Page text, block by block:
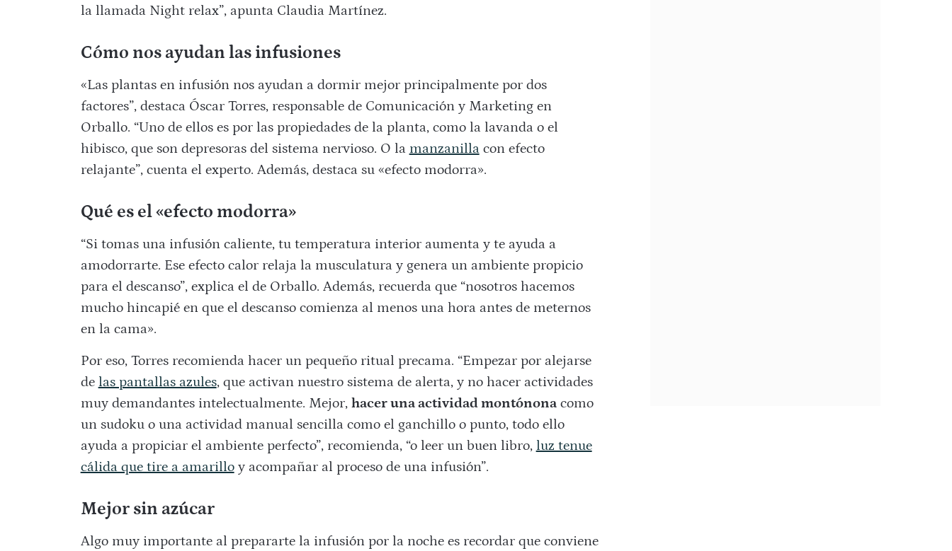
la llamada Night relax”, apunta Claudia Martínez.
Cómo nos ayudan las infusiones
«Las plantas en infusión nos ayudan a dormir mejor principalmente por dos
factores”, destaca Óscar Torres, responsable de Comunicación y Marketing en
Orballo. “Uno de ellos es por las propiedades de la planta, como la lavanda o el
hibisco, que son depresoras del sistema nervioso. O la manzanillacon efecto
relajante”, cuenta el experto. Además, destaca su «efecto modorra».
Qué es el «efecto modorra»
“Si tomas una infusión caliente, tu temperatura interior aumenta y te ayuda a
amodorrarte. Ese efecto calor relaja la musculatura y genera un ambiente propicio
para el descanso”, explica el de Orballo. Además, recuerda que “nosotros hacemos
mucho hincapié en que el descanso comienza al menos una hora antes de meternos
en la cama».
Por eso, Torres recomienda hacer un pequeño ritual precama. “Empezar por alejarse
de las pantallas azules, que activan nuestro sistema de alerta, y no hacer actividades
muy demandantes intelectualmente. Mejor, hacer una actividad montónonacomo
un sudoku o una actividad manual sencilla como el ganchillo o punto, todo ello
ayuda a propiciar el ambiente perfecto”, recomienda, “o leer un buen libro, luz tenue
cálida que tire a amarilloy acompañar al proceso de una infusión”.
Mejor sin azúcar
Algo muy importante al prepararte la infusión por la noche es recordar que conviene